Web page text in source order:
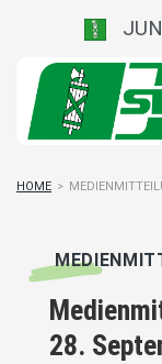
HOME >
28.